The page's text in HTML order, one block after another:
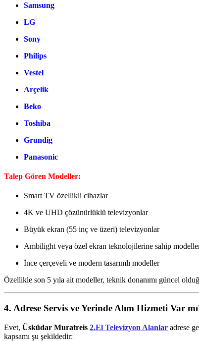
Samsung
LG
Sony
Philips
Vestel
Arçelik
Beko
Toshiba
Grundig
Panasonic
Talep Gören Modeller:
Smart TV özellikli cihazlar
4K ve UHD çözünürlüklü televizyonlar
Büyük ekran (55 inç ve üzeri) televizyonlar
Ambilight veya özel ekran teknolojilerine sahip
İnce çerçeveli ve modern tasarımlı modeller
Özellikle son 5 yıla ait modeller, teknik donanımı güncel
4. Adrese Servis ve Yerinde Alım Hizmeti Var
Evet, Üsküdar Muratreis 2.El Televizyon Alanlar adrese
kapsamı şu şekildedir: